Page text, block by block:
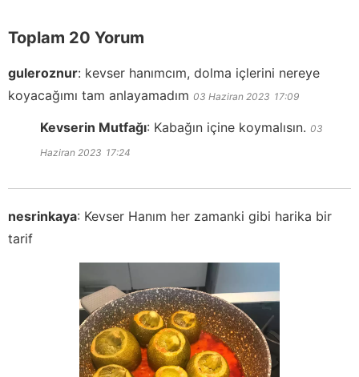
Toplam 20 Yorum
guleroznur: kevser hanımcım, dolma içlerini nereye
koyacağımı tam anlayamadım 03 Haziran 2023 17:09
Kevserin Mutfağı: Kabağın içine koymalısın. 03
Haziran 2023 17:24
nesrinkaya: Kevser Hanım her zamanki gibi harika bir
tarif